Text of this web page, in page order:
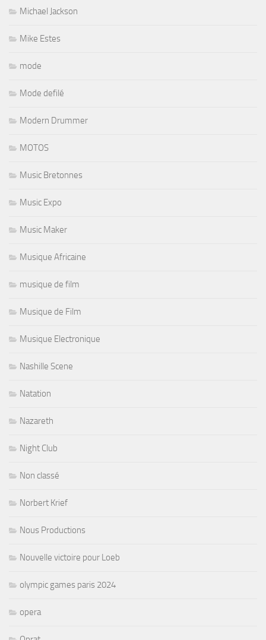
Michael Jackson
Mike Estes
mode
Mode defilé
Modern Drummer
MOTOS
Music Bretonnes
Music Expo
Music Maker
Musique Africaine
musique de film
Musique de Film
Musique Electronique
Nashille Scene
Natation
Nazareth
Night Club
Non classé
Norbert Krief
Nous Productions
Nouvelle victoire pour Loeb
olympic games paris 2024
opera